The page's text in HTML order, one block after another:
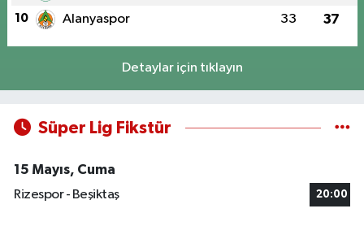
10 Alanyaspor 33 37
Detaylar için tıklayın
Süper Lig Fikstür
15 Mayıs, Cuma
Rizespor - Beşiktaş
20:00